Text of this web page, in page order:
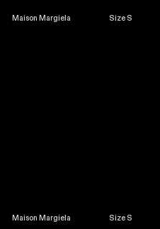
Maison Margiela Size S
Maison Margiela Size S